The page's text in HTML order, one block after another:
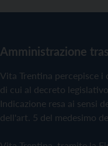
Amministrazione
Vita Trentina percepisce
di cui al decreto
Indicazione resa ai sensi
dell'art. 5 del medesimo